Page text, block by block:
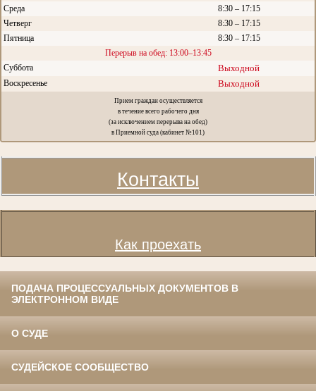
Среда
8:30 – 17:15
Четверг
8:30 – 17:15
Пятница
8:30 – 17:15
Перерыв на обед: 13:00–13:45
Суббота
Выходной
Воскресенье Выходной
Прием граждан осуществляется
в течение всего рабочего дня
(за исключением перерыва на обед)
в Приемной суда (кабинет №101)
Контакты
Как проехать
ПОДАЧА ПРОЦЕССУАЛЬНЫХ ДОКУМЕНТОВ В
ЭЛЕКТРОННОМ ВИДЕ
О СУДЕ
СУДЕЙСКОЕ СООБЩЕСТВО